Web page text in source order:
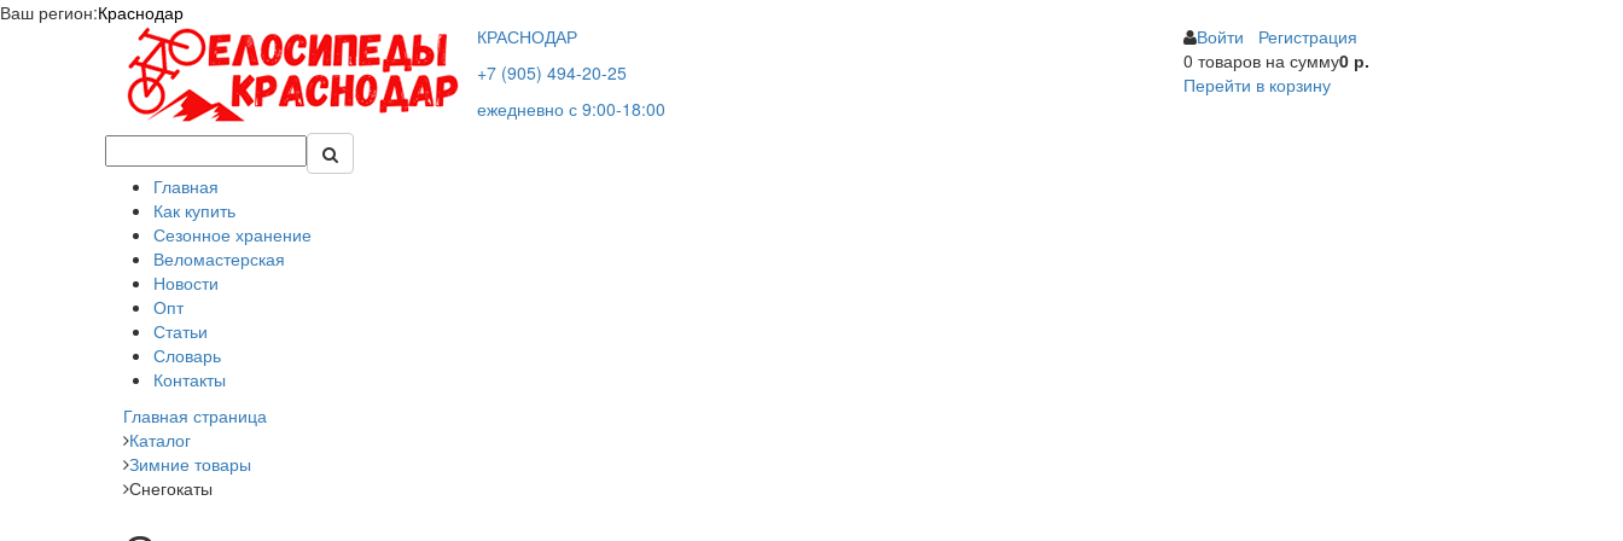
Ваш регион:Краснодар
КРАСНОДАР
+7 (905) 494-20-25
ежедневно с 9:00-18:00
Войти
Регистрация
0 товаровна сумму0 р.
Перейти в корзину
Главная
Как купить
Сезонное хранение
Веломастерская
Новости
Опт
Статьи
Словарь
Контакты
Главная страница
Каталог
Зимние товары
Снегокаты